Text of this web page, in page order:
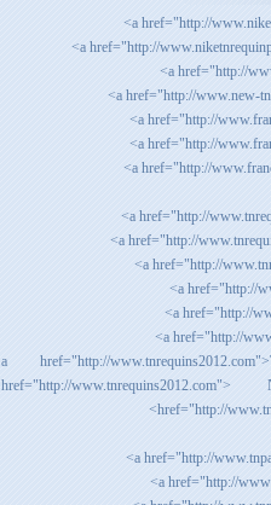
<a href="http://
href="http://
href="http://